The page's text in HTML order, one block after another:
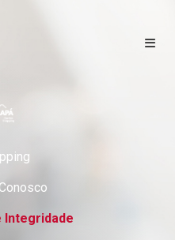
Integridade